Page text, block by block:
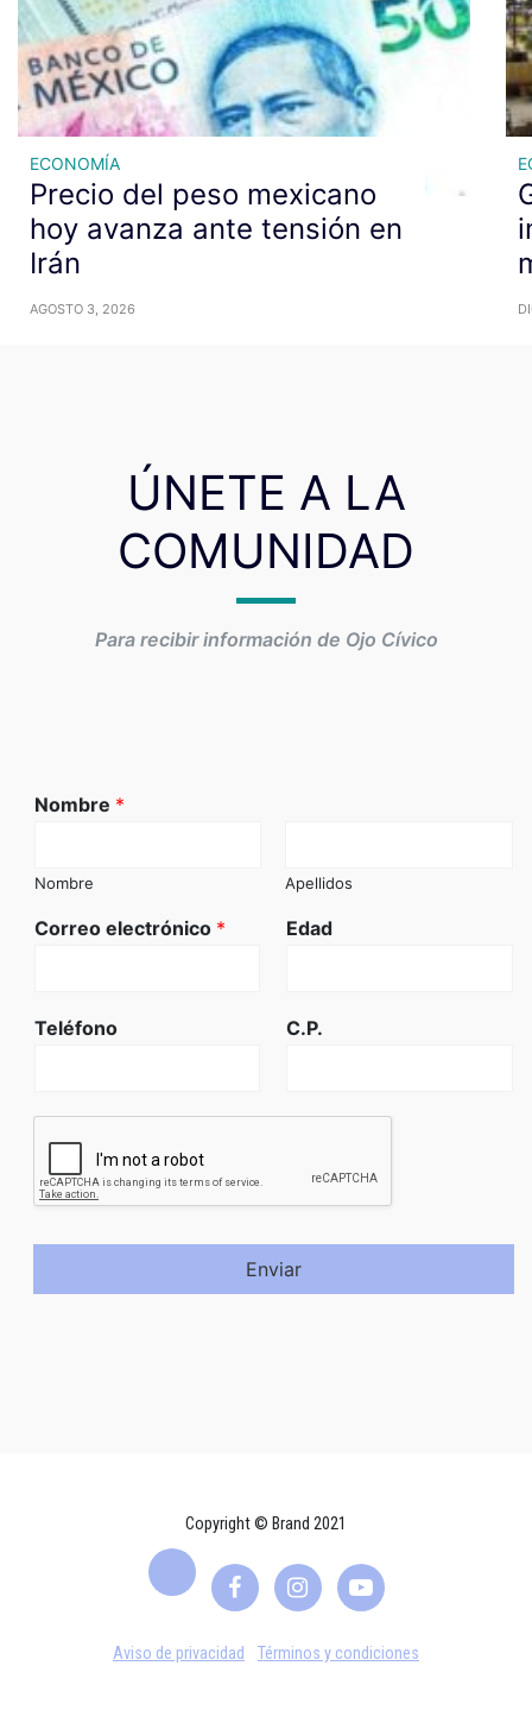
ECONOMÍA
Precio del peso mexicano
hoy avanza ante tensión en
Irán
AGOSTO 3, 2026
ÚNETE A LA
COMUNIDAD
Para recibir información de Ojo Cívico
Nombre *
Nombre Apellidos
Correo electrónico * Edad
Teléfono C.P.
Enviar
Copyright © Brand 2021
Aviso de privacidad Términos y condiciones